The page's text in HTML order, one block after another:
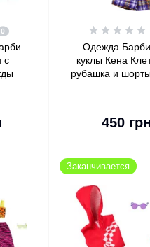
0
с
Одежда
куклы Кена
рубашка и
450 грн
Заканчивается